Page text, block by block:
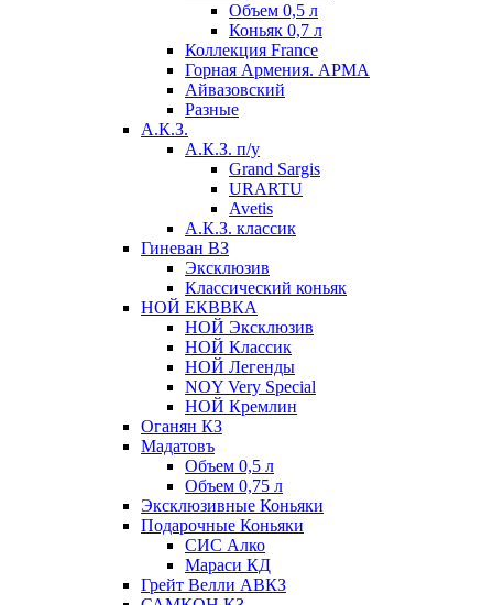
Объем 0,5 л
Коньяк 0,7 л
Коллекция France
Горная Армения. АРМА
Айвазовский
Разные
А.К.З.
А.К.З. п/у
Grand Sargis
URARTU
Avetis
А.К.З. классик
Гиневан ВЗ
Эксклюзив
Классический коньяк
НОЙ ЕКВВКА
НОЙ Эксклюзив
НОЙ Классик
НОЙ Легенды
NOY Very Speсial
НОЙ Кремлин
Оганян КЗ
Мадатовъ
Объем 0,5 л
Объем 0,75 л
Эксклюзивные Коньяки
Подарочные Коньяки
СИС Алко
Мараси КД
Грейт Велли АВКЗ